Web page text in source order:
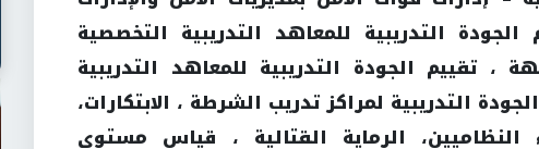
التدريبية للمعاهد التدريبية التخصصية
، تقييم الجودة التدريبية للمعاهد التدريبية
التدريبية لمراكز تدريب الشرطة ، الابتكارات،
النظاميين، الرماية القتالية ، قياس مستوى